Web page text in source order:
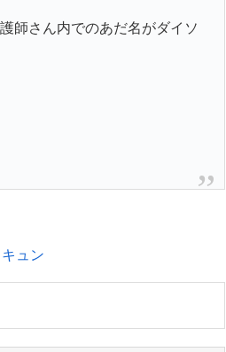
師さん内でのあだ名がダイソ
ュン